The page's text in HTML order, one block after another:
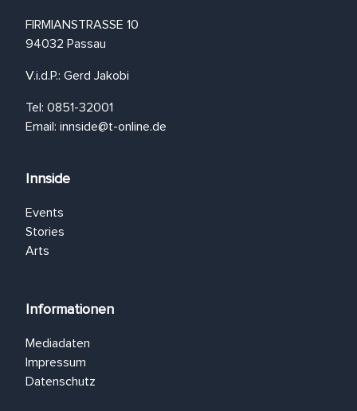
FIRMIANSTRASSE 10
94032 Passau
V.i.d.P.: Gerd Jakobi
Tel: 0851-32001
Email: innside@t-online.de
Innside
Events
Stories
Arts
Informationen
Mediadaten
Impressum
Datenschutz